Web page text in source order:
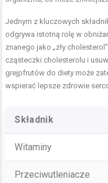
Jednym z kluczowych
odgrywa istotną rolę w
znanego jako „zły
cząsteczki cholesterolu i
grejpfrutów do diety może
wspierać lepsze zdrowie
Składnik
Witaminy
Przeciwutleniacze